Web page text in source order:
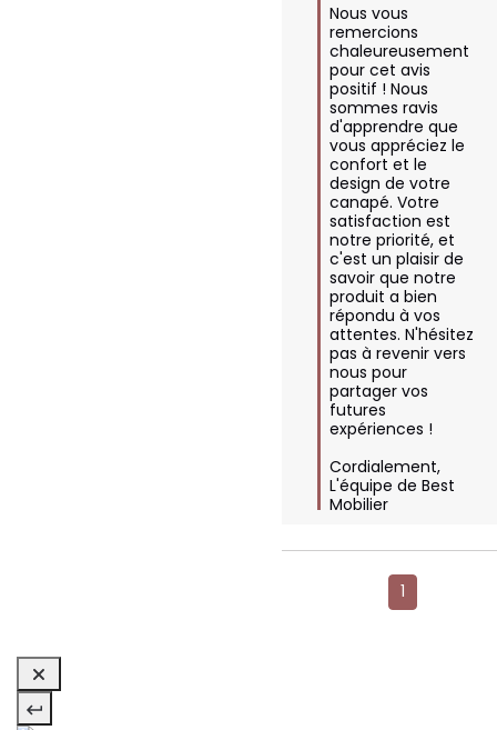
Nous vous
remercions
chaleureusement
pour cet avis
positif ! Nous
sommes ravis
d'apprendre que
vous appréciez le
confort et le
design de votre
canapé. Votre
satisfaction est
notre priorité, et
c'est un plaisir de
savoir que notre
produit a bien
répondu à vos
attentes. N'hésitez
pas à revenir vers
nous pour
partager vos
futures
expériences !
Cordialement,
L'équipe de Best
Mobilier
1